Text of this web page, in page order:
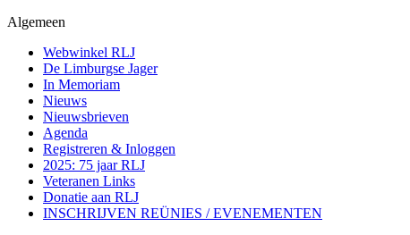
Algemeen
Webwinkel RLJ
De Limburgse Jager
In Memoriam
Nieuws
Nieuwsbrieven
Agenda
Registreren & Inloggen
2025: 75 jaar RLJ
Veteranen Links
Donatie aan RLJ
INSCHRIJVEN REÜNIES / EVENEMENTEN